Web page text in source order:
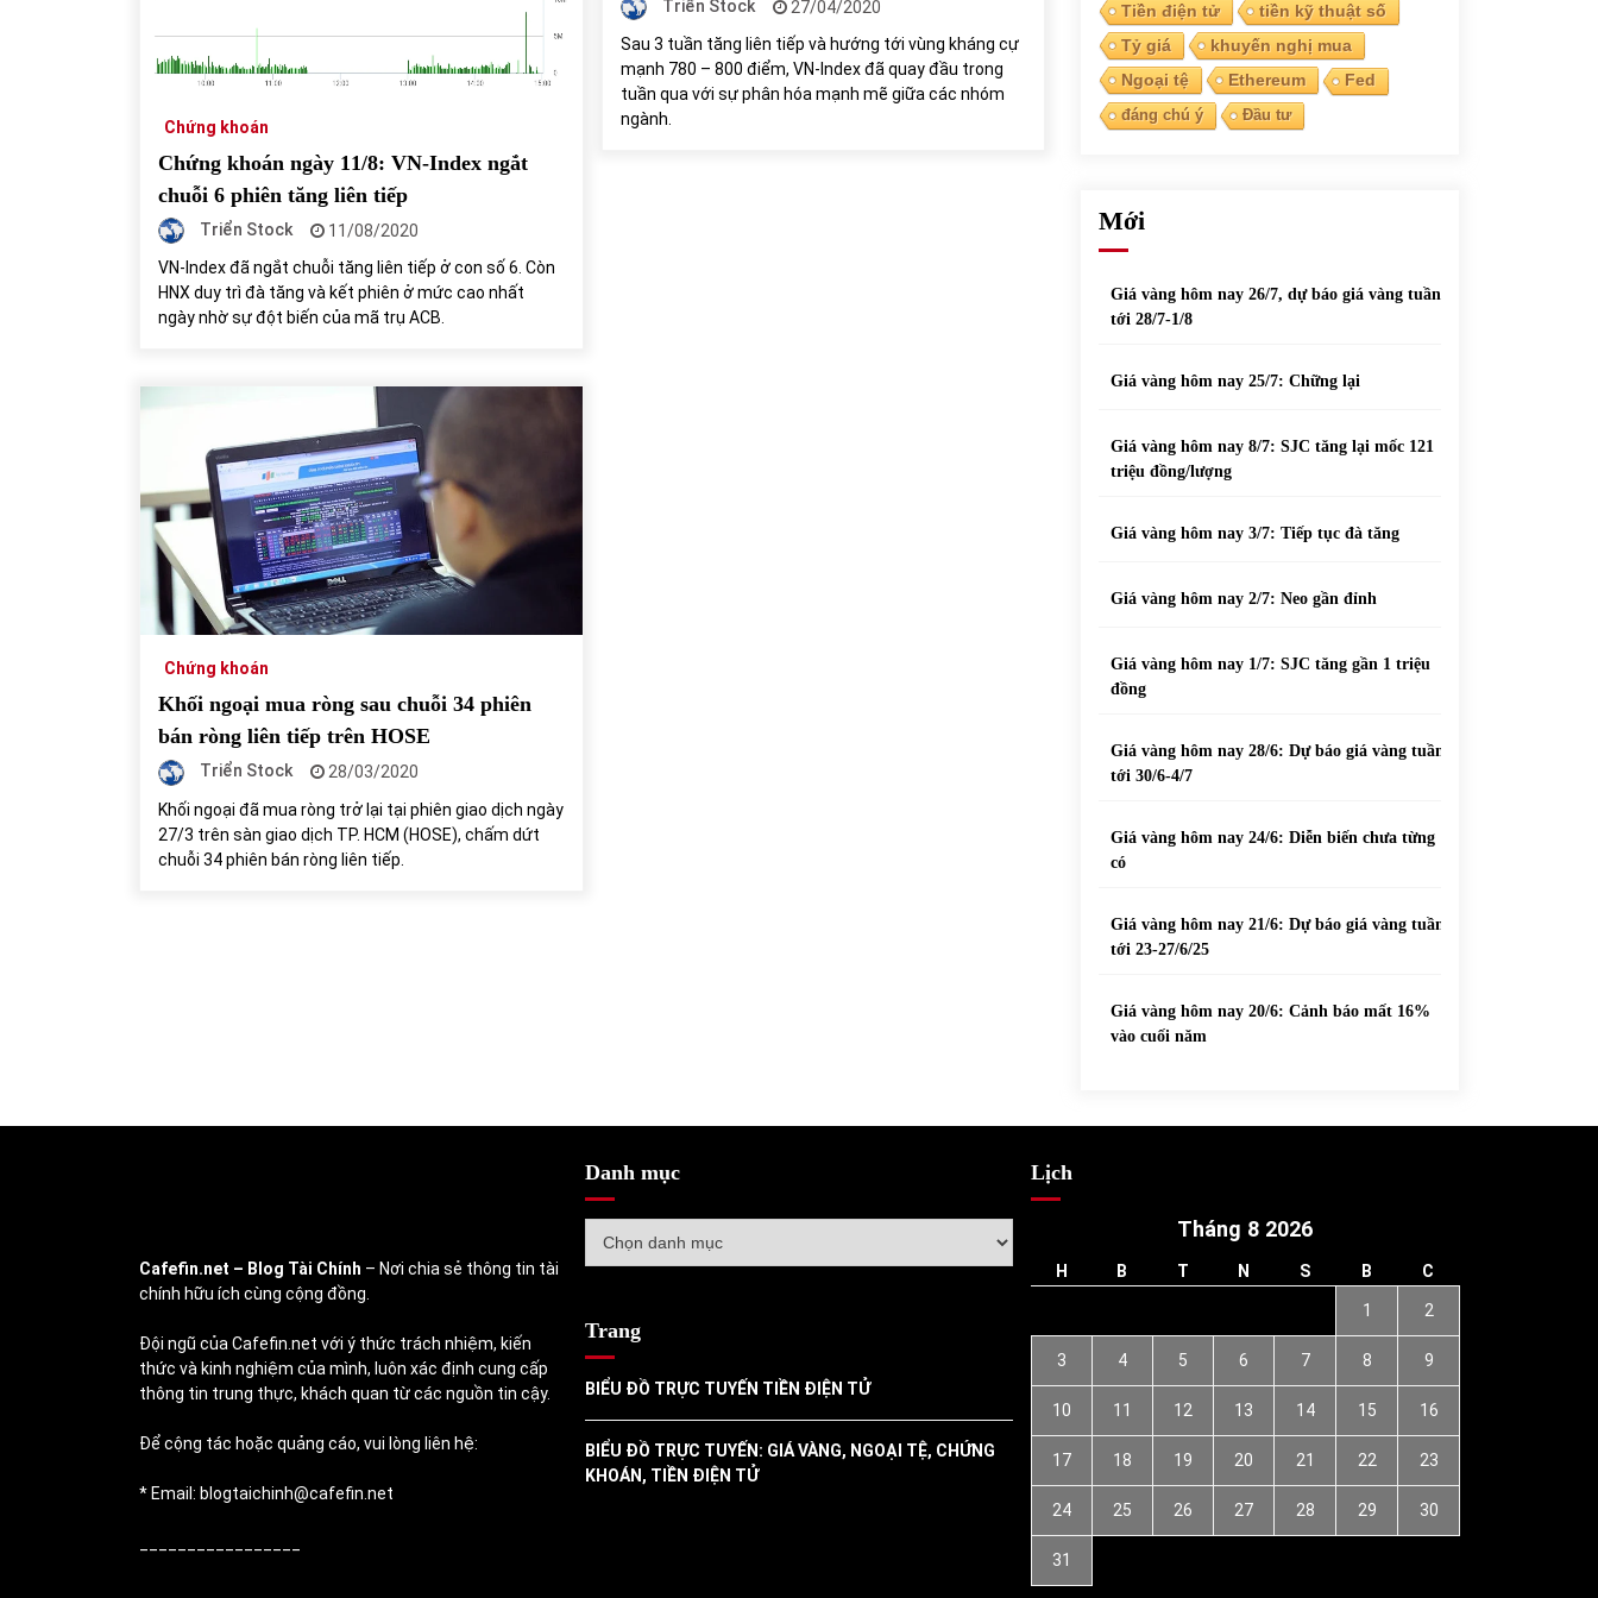
của Vietcombank và Eximbank
31/05/2022
phiếu nổi bật
31/05/2022
Chứng khoán ngày 12/10/2021: Top 10 cổ
Top 10 xe bán chạy nhất tháng 9/2021
13/10/2021
Chứng khoán
Chứng khoán ngày 11/8: VN-Index ngắt
chuỗi 6 phiên tăng liên tiếp
Triển Stock
11/08/2020
VN-Index đã ngắt chuỗi tăng liên tiếp ở con số 6. Còn
HNX duy trì đà tăng và kết phiên ở mức cao nhất
ngày nhờ sự đột biến của mã trụ ACB.
Triển Stock
27/04/2020
Sau 3 tuần tăng liên tiếp và hướng tới vùng kháng cự
mạnh 780 – 800 điểm, VN-Index đã quay đầu trong
tuần qua với sự phân hóa mạnh mẽ giữa các nhóm
ngành.
Chứng khoán
Khối ngoại mua ròng sau chuỗi 34 phiên
bán ròng liên tiếp trên HOSE
Triển Stock
28/03/2020
Khối ngoại đã mua ròng trở lại tại phiên giao dịch ngày
27/3 trên sàn giao dịch TP. HCM (HOSE), chấm dứt
chuỗi 34 phiên bán ròng liên tiếp.
Tiền điện tử
tiền kỹ thuật số
Tỷ giá
khuyến nghị mua
Ngoại tệ
Ethereum
Fed
đáng chú ý
Đầu tư
Mới
Giá vàng hôm nay 26/7, dự báo giá vàng tuần
tới 28/7-1/8
Giá vàng hôm nay 25/7: Chững lại
Giá vàng hôm nay 8/7: SJC tăng lại mốc 121
triệu đồng/lượng
Giá vàng hôm nay 3/7: Tiếp tục đà tăng
Giá vàng hôm nay 2/7: Neo gần đỉnh
Giá vàng hôm nay 1/7: SJC tăng gần 1 triệu
đồng
Giá vàng hôm nay 28/6: Dự báo giá vàng tuần
tới 30/6-4/7
Giá vàng hôm nay 24/6: Diễn biến chưa từng
có
Giá vàng hôm nay 21/6: Dự báo giá vàng tuần
tới 23-27/6/25
Giá vàng hôm nay 20/6: Cảnh báo mất 16%
vào cuối năm
Cafefin.net – Blog Tài Chính – Nơi chia sẻ thông tin tài
chính hữu ích cùng cộng đồng.
Đội ngũ của Cafefin.net với ý thức trách nhiệm, kiến
thức và kinh nghiệm của mình, luôn xác định cung cấp
thông tin trung thực, khách quan từ các nguồn tin cậy.
Để cộng tác hoặc quảng cáo, vui lòng liên hệ:
* Email: blogtaichinh@cafefin.net
Danh mục
mục
Trang
BIỂU ĐỒ TRỰC TUYẾN TIỀN ĐIỆN TỬ
BIỂU ĐỒ TRỰC TUYẾN: GIÁ VÀNG, NGOẠI TỆ, CHỨNG
KHOÁN, TIỀN ĐIỆN TỬ
Lịch
Tháng 8 2026
H B T N S B C
1 2
3 4 5 6 7 8 9
10 11 12 13 14 15 16
17 18 19 20 21 22 23
24 25 26 27 28 29 30
31